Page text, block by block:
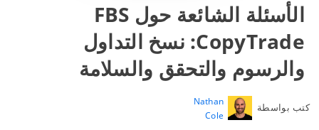
الأسئلة الشائعة حول FBS
CopyTrade: نسخ التداول
والرسوم والتحقق والسلامة
كتب بواسطة
Nathan
Cole